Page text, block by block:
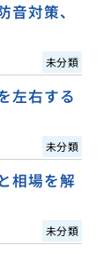
対策、
未分類
左右する
未分類
相場を解
未分類